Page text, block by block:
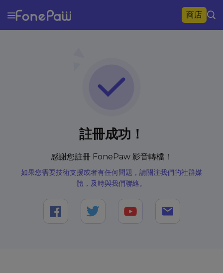
商店
註冊成功！
感謝您註冊 FonePaw 影音轉檔！
如果您需要技術支援或者有任何問題，請關注我們的社群媒
體，及時與我們聯絡。